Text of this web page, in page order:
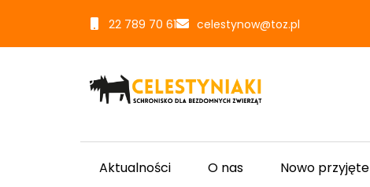
22 789 70 61 celestynow@toz.pl
Aktualności O nas Nowo przyjęte